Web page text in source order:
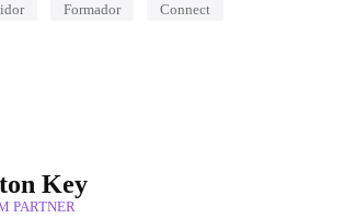
Formador Connect
Key
PARTNER